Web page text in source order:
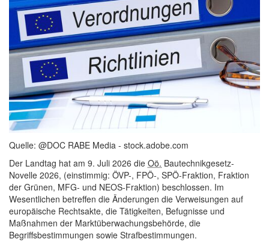
Quelle: @DOC RABE Media - stock.adobe.com
Der Landtag hat am 9. Juli 2026 die Oö. Bautechnikgesetz-
Novelle 2026, (einstimmig: ÖVP-, FPÖ-, SPÖ-Fraktion, Fraktion
der Grünen, MFG- und NEOS-Fraktion) beschlossen. Im
Wesentlichen betreffen die Änderungen die Verweisungen auf
europäische Rechtsakte, die Tätigkeiten, Befugnisse und
Maßnahmen der Marktüberwachungsbehörde, die
Begriffsbestimmungen sowie Strafbestimmungen.